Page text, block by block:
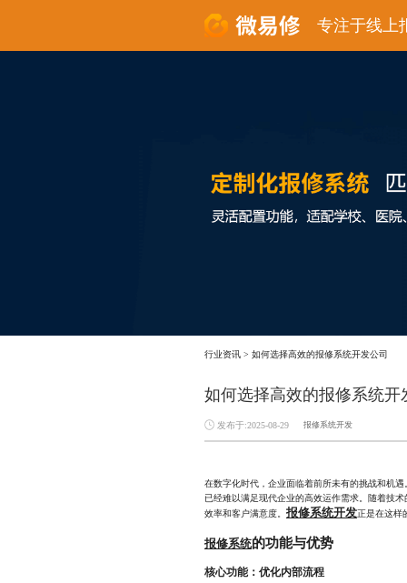
专注于线上
行业资讯 > 如何选择高效的报修系统开发公司
如何选择高效的报修系统开
发布于:2025-08-29 报修系统开发
在数字化时代，企业面临着前所未有的挑战和机
已经难以满足现代企业的高效运作需求。随着技
效率和客户满意度。 报修系统开发正是在这样
报修系统的功能与优势
核心功能：优化内部流程